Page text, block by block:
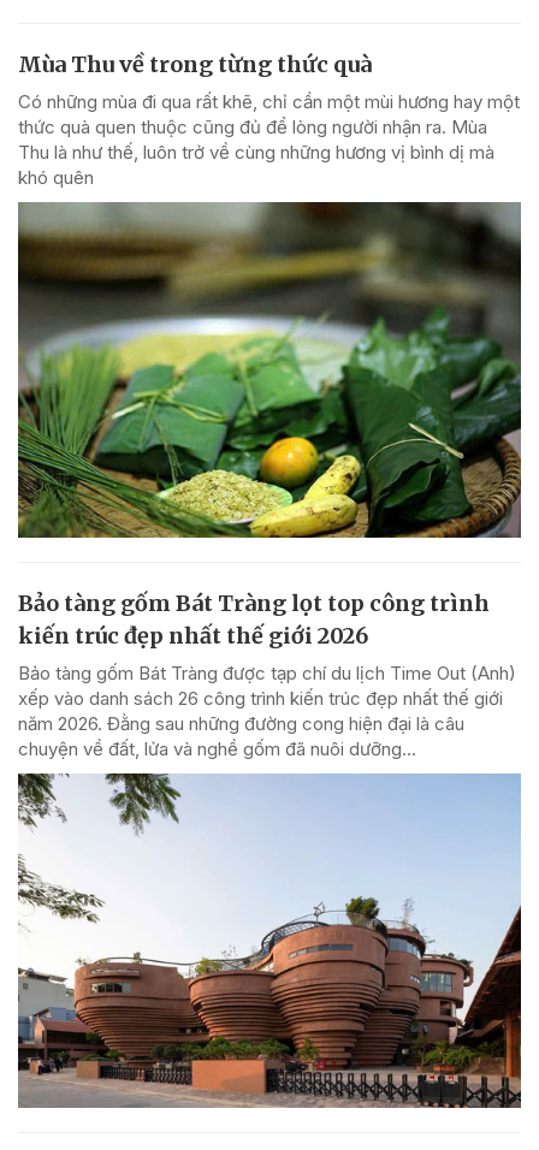
Mùa Thu về trong từng thức quà
Có những mùa đi qua rất khẽ, chỉ cần một mùi hương hay một
thức quà quen thuộc cũng đủ để lòng người nhận ra. Mùa
Thu là như thế, luôn trở về cùng những hương vị bình dị mà
khó quên
Bảo tàng gốm Bát Tràng lọt top công trình
kiến trúc đẹp nhất thế giới 2026
Bảo tàng gốm Bát Tràng được tạp chí du lịch Time Out (Anh)
xếp vào danh sách 26 công trình kiến trúc đẹp nhất thế giới
năm 2026. Đằng sau những đường cong hiện đại là câu
chuyện về đất, lửa và nghề gốm đã nuôi dưỡng...